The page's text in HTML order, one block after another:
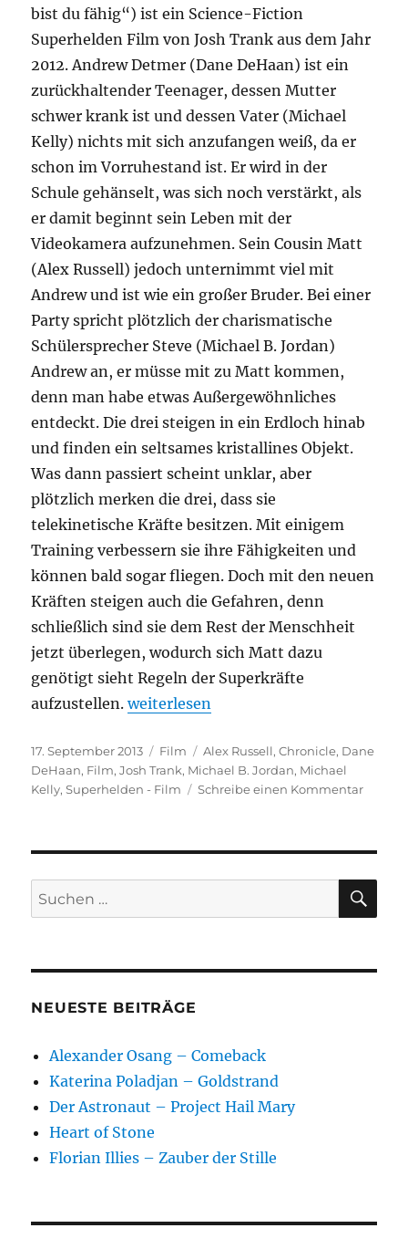
bist du fähig“) ist ein Science-Fiction
Superhelden Film von Josh Trank aus dem Jahr
2012. Andrew Detmer (Dane DeHaan) ist ein
zurückhaltender Teenager, dessen Mutter
schwer krank ist und dessen Vater (Michael
Kelly) nichts mit sich anzufangen weiß, da er
schon im Vorruhestand ist. Er wird in der
Schule gehänselt, was sich noch verstärkt, als
er damit beginnt sein Leben mit der
Videokamera aufzunehmen. Sein Cousin Matt
(Alex Russell) jedoch unternimmt viel mit
Andrew und ist wie ein großer Bruder. Bei einer
Party spricht plötzlich der charismatische
Schülersprecher Steve (Michael B. Jordan)
Andrew an, er müsse mit zu Matt kommen,
denn man habe etwas Außergewöhnliches
entdeckt. Die drei steigen in ein Erdloch hinab
und finden ein seltsames kristallines Objekt.
Was dann passiert scheint unklar, aber
plötzlich merken die drei, dass sie
telekinetische Kräfte besitzen. Mit einigem
Training verbessern sie ihre Fähigkeiten und
können bald sogar fliegen. Doch mit den neuen
Kräften steigen auch die Gefahren, denn
schließlich sind sie dem Rest der Menschheit
jetzt überlegen, wodurch sich Matt dazu
genötigt sieht Regeln der Superkräfte
aufzustellen.„Chronicle“
weiterlesen
Veröffentlicht
am
17. September 2013 Kategorien
Film Schlagwörter
Alex Russell,Chronicle, Dane
DeHaan, Film,Josh Trank, Michael B. Jordan, Michael
Kelly,Superhelden - Film Schreibe einen Kommentarzu
Suchen
nach:
NEUESTE BEITRÄGE
Alexander Osang – Comeback
Katerina Poladjan – Goldstrand
Der Astronaut – Project Hail Mary
Heart of Stone
Florian Illies – Zauber der Stille